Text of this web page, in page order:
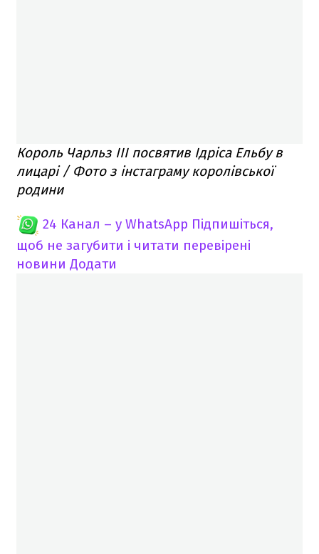
Король Чарльз III посвятив Ідріса Ельбу в
лицарі / Фото з інстаграму королівської
родини
24 Канал – у WhatsApp Підпишіться,
щоб не загубити і читати перевірені
новини Додати